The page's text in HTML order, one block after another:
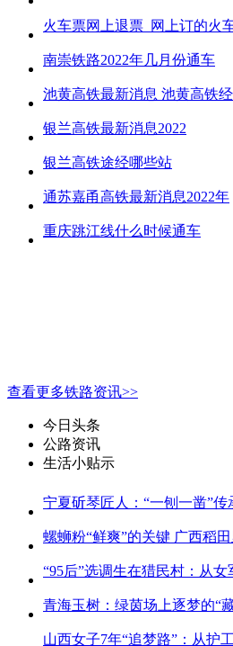
火车票网上退票_网上订的火
南崇铁路2022年几月份通车
池黄高铁最新消息 池黄高铁
银兰高铁最新消息2022
银兰高铁途经哪些站
通苏嘉甬高铁最新消息2022年
重庆跳江线什么时候通车
查看更多铁路资讯>>
今日头条
公路资讯
生活小贴示
宁夏斫琴匠人：“一刨一凿”传
螺蛳粉“鲜爽”的关键 广西稻
“95后”选调生在猎民村：从女
青海玉树：绿茵场上逐梦的“
山西女子7年“追梦路”：从护